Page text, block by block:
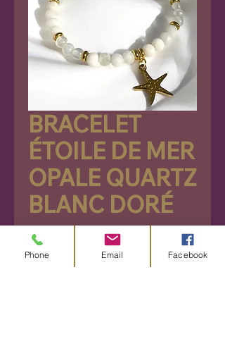
BRACELET
ÉTOILE DE MER
OPALE QUARTZ
BLANC DORÉ
26,90 € Prix
Phone Email Facebook